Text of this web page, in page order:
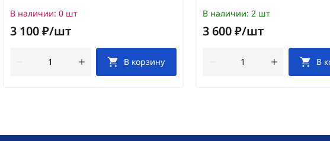
В наличии: 0 шт
3 100 ₽/шт
В корзину
В наличии: 2 шт
3 600 ₽/шт
В